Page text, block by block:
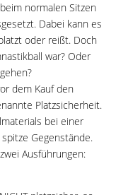
normalen Sitzen
Dabei kann es
oder reißt. Doch
war? Oder
dem Kauf den
Platzsicherheit.
bei einer
Gegenstände.
zwei Ausführungen: